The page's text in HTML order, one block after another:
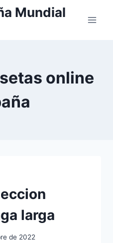
Mundial
online
larga
de 2022